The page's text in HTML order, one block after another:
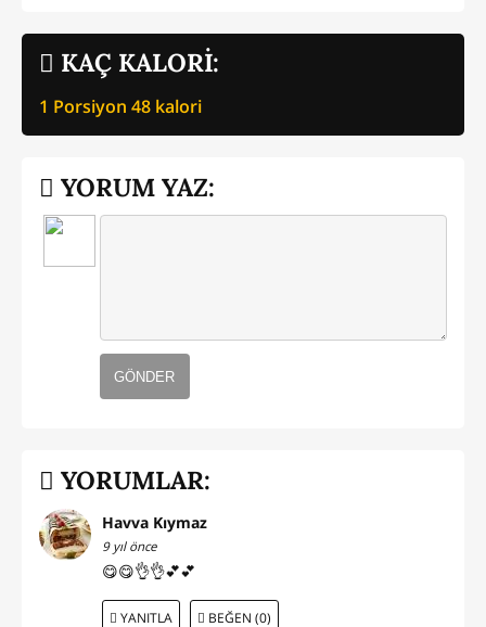
KAÇ KALORİ:
1 Porsiyon 48 kalori
YORUM YAZ:
GÖNDER
YORUMLAR:
Havva Kıymaz
9 yıl önce
😋😋👌👌💕💕
YANITLA BEĞEN (0)